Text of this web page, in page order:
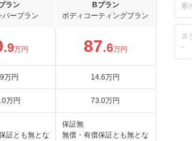
ラン
バープラン
Bプラン
ボディコーティングプラン
.9万円 87.6万円
万円 14.6万円
.0万円 73.0万円
証とも無とな
保証無
無償・有償保証とも無とな
寒
ス
-